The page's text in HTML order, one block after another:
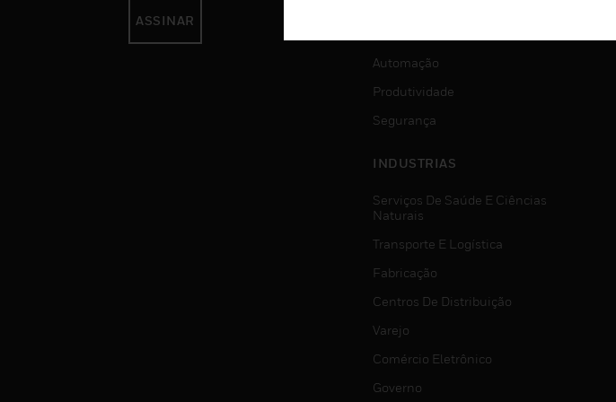
ASSINAR
Automação
Produtividade
Segurança
INDUSTRIAS
Serviços De Saúde E Ciências
Naturais
Transporte E Logística
Fabricação
Centros De Distribuição
Varejo
Comércio Eletrônico
Governo